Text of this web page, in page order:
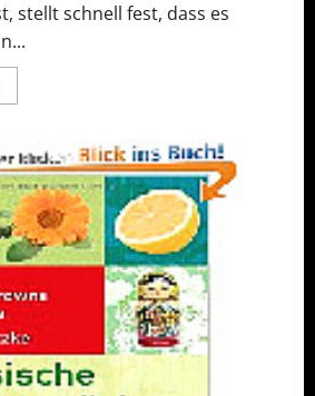
stellt schnell fest, dass es
Mehr
Informationen
nutzen
mit
einem
Versicherungsvergleich